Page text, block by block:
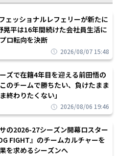
ェッショナルレフェリーが新たに
晃平は16年間続けた会社員生活に
ロ転向を決断
2026/08/07 15:48
ズで在籍4年目を迎える前田悟の
のチームで勝ちたい、負けたまま
終わりたくない」
2026/08/06 19:46
の2026-27シーズン開幕ロスター
FIGHT』のチームカルチャーを
を求めるシーズンへ